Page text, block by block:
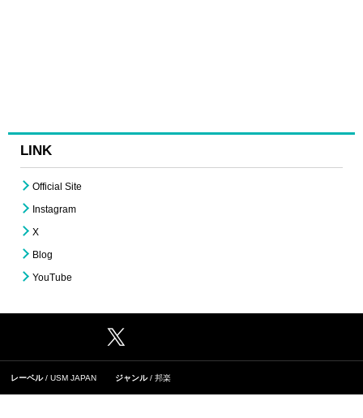
LINK
Official Site
Instagram
X
Blog
YouTube
レーベル USM JAPAN ジャンル 邦楽